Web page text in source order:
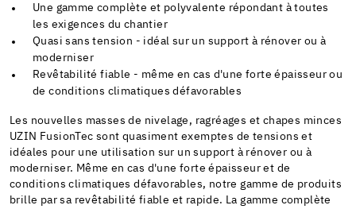
Une gamme complète et polyvalente répondant à toutes
les exigences du chantier
Quasi sans tension - idéal sur un support à rénover ou à
moderniser
Revêtabilité fiable - même en cas d'une forte épaisseur ou
de conditions climatiques défavorables
Les nouvelles masses de nivelage, ragréages et chapes minces
UZIN FusionTec sont quasiment exemptes de tensions et
idéales pour une utilisation sur un support à rénover ou à
moderniser. Même en cas d'une forte épaisseur et de
conditions climatiques défavorables, notre gamme de produits
brille par sa revêtabilité fiable et rapide. La gamme complète